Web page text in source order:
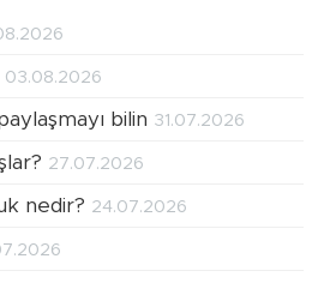
03.08.2026
bilin 31.07.2026
27.07.2026
nedir? 24.07.2026